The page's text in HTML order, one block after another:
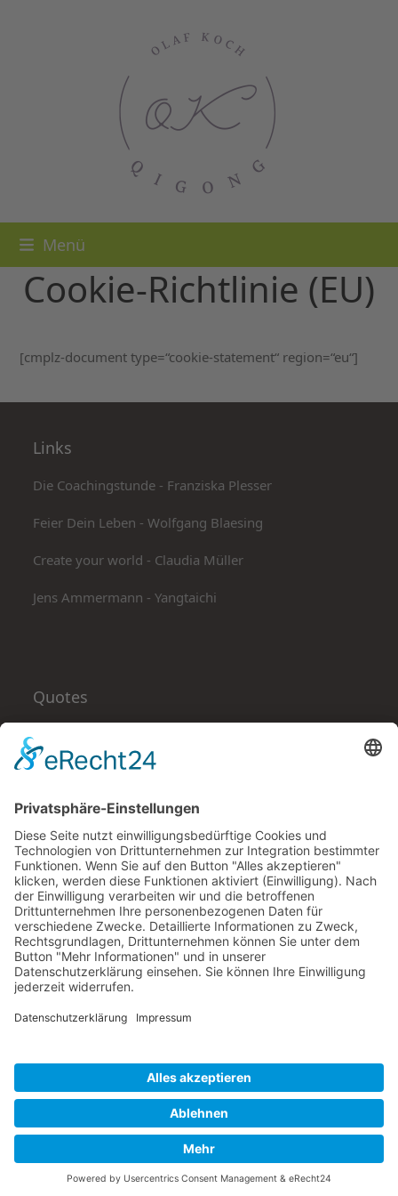
Menü
Cookie-Richtlinie (EU)
[cmplz-document type=“cookie-statement“ region=“eu“]
Links
Die Coachingstunde - Franziska Plesser
Feier Dein Leben - Wolfgang Blaesing
Create your world - Claudia Müller
Jens Ammermann - Yangtaichi
Quotes
Alles, was wir für uns selbst tun, tun wir auch für
andere, und alles, was wir für andere tun, tun wir
auch für uns selbst.
Thich Nhat Hanh
Ich bin auch auf
Facebook
Instagram
YouTube
CopyrightOK QiGong2026 - All Rights Reserved
* Wir verlinken mit sog. 'Affiliate-Links' auf Online-
Shops und Partner,
von denen wir unter Umständen eine Vergütung
erhalten.
Cookie-Richtlinie (EU)
Datenschutzerklärung